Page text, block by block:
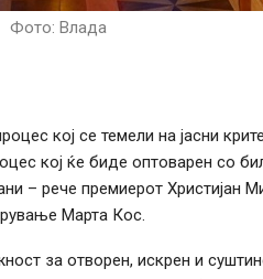
Фото: Влада
кој се темели на јасни
кој ќе биде оптоварен со
– рече премиерот Христијан
Марта Кос.
за отворен, искрен и